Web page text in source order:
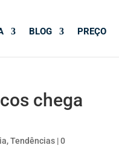
BLOG PREÇO
chega
,Tendências |0